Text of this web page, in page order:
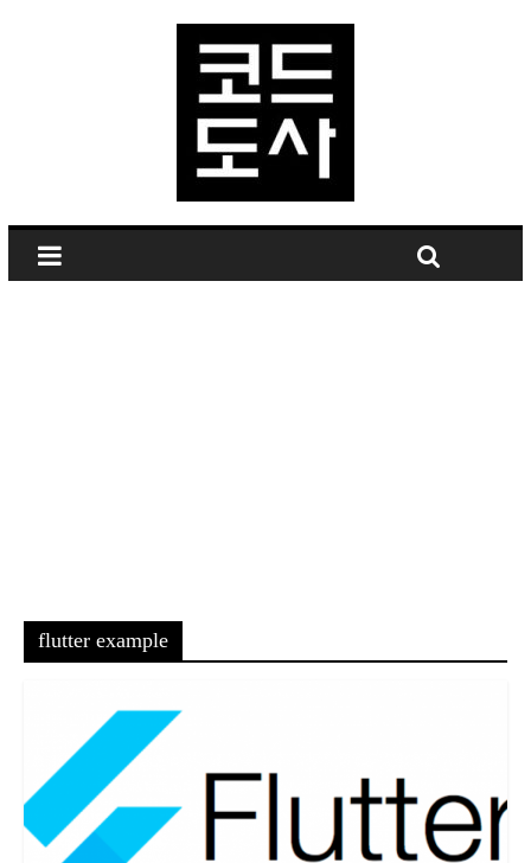
flutter example